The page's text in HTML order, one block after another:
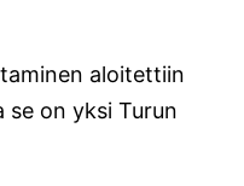
aloitettiin
se on yksi Turun